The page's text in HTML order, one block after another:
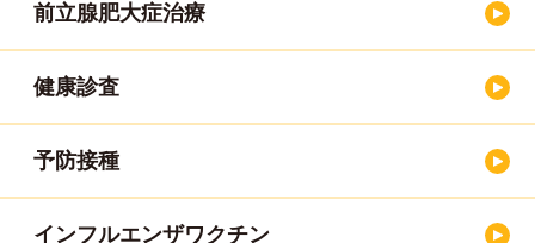
前立腺肥大症治療
健康診査
予防接種
インフルエンザワクチン